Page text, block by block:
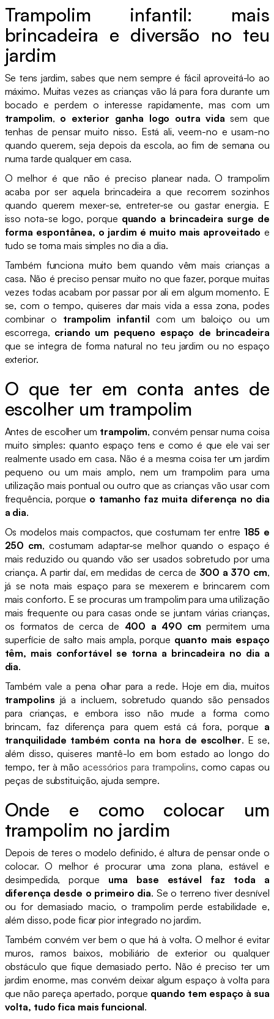
Trampolim infantil: mais
brincadeira e diversão no teu
jardim
Se tens jardim, sabes que nem sempre é fácil aproveitá-lo ao
máximo. Muitas vezes as crianças vão lá para fora durante um
bocado e perdem o interesse rapidamente, mas com um
trampolim, o exterior ganha logo outra vida sem que
tenhas de pensar muito nisso. Está ali, veem-no e usam-no
quando querem, seja depois da escola, ao fim de semana ou
numa tarde qualquer em casa.
O melhor é que não é preciso planear nada. O trampolim
acaba por ser aquela brincadeira a que recorrem sozinhos
quando querem mexer-se, entreter-se ou gastar energia. E
isso nota-se logo, porque quando a brincadeira surge de
forma espontânea, o jardim é muito mais aproveitado e
tudo se torna mais simples no dia a dia.
Também funciona muito bem quando vêm mais crianças a
casa. Não é preciso pensar muito no que fazer, porque muitas
vezes todas acabam por passar por ali em algum momento. E
se, com o tempo, quiseres dar mais vida a essa zona, podes
combinar o trampolim infantil com um baloiço ou um
escorrega, criando um pequeno espaço de brincadeira
que se integra de forma natural no teu jardim ou no espaço
exterior.
O que ter em conta antes de
escolher um trampolim
Antes de escolher um trampolim, convém pensar numa coisa
muito simples: quanto espaço tens e como é que ele vai ser
realmente usado em casa. Não é a mesma coisa ter um jardim
pequeno ou um mais amplo, nem um trampolim para uma
utilização mais pontual ou outro que as crianças vão usar com
frequência, porque o tamanho faz muita diferença no dia
a dia.
Os modelos mais compactos, que costumam ter entre 185 e
250 cm, costumam adaptar-se melhor quando o espaço é
mais reduzido ou quando vão ser usados sobretudo por uma
criança. A partir daí, em medidas de cerca de 300 a 370 cm,
já se nota mais espaço para se mexerem e brincarem com
mais conforto. E se procuras um trampolim para uma utilização
mais frequente ou para casas onde se juntam várias crianças,
os formatos de cerca de 400 a 490 cm permitem uma
superfície de salto mais ampla, porque quanto mais espaço
têm, mais confortável se torna a brincadeira no dia a
dia.
Também vale a pena olhar para a rede. Hoje em dia, muitos
trampolins já a incluem, sobretudo quando são pensados
para crianças, e embora isso não mude a forma como
brincam, faz diferença para quem está cá fora, porque a
tranquilidade também conta na hora de escolher. E se,
além disso, quiseres mantê-lo em bom estado ao longo do
tempo, ter à mão acessórios para trampolins, como capas ou
peças de substituição, ajuda sempre.
Onde e como colocar um
trampolim no jardim
Depois de teres o modelo definido, é altura de pensar onde o
colocar. O melhor é procurar uma zona plana, estável e
desimpedida, porque uma base estável faz toda a
diferença desde o primeiro dia. Se o terreno tiver desnível
ou for demasiado macio, o trampolim perde estabilidade e,
além disso, pode ficar pior integrado no jardim.
Também convém ver bem o que há à volta. O melhor é evitar
muros, ramos baixos, mobiliário de exterior ou qualquer
obstáculo que fique demasiado perto. Não é preciso ter um
jardim enorme, mas convém deixar algum espaço à volta para
que não pareça apertado, porque quando tem espaço à sua
volta, tudo fica mais funcional.